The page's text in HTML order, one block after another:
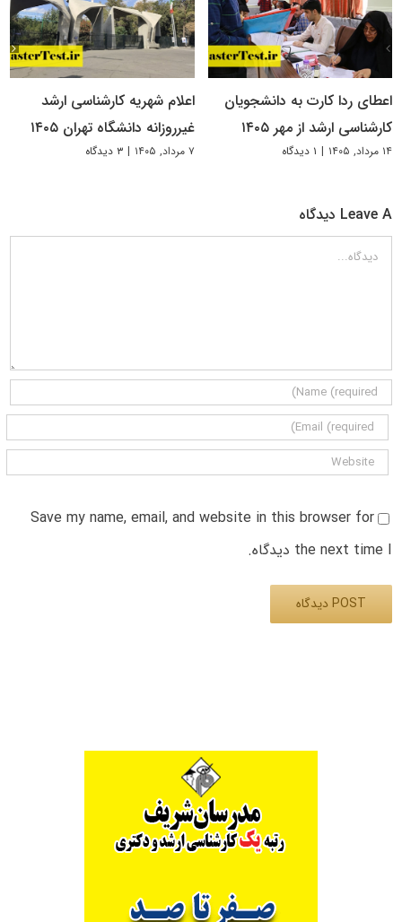
اعطای ردا کارت به دانشجویان
کارشناسی ارشد از مهر ۱۴۰۵
۱۴ مرداد, ۱۴۰۵ | ۱ دیدگاه
اعلام شهریه کارشناسی ارشد
غیرروزانه دانشگاه تهران ۱۴۰۵
۷ مرداد, ۱۴۰۵ | ۳ دیدگاه
Leave A دیدگاه
دیدگاه
Save my name, email, and website in this browser for
the next time I دیدگاه.